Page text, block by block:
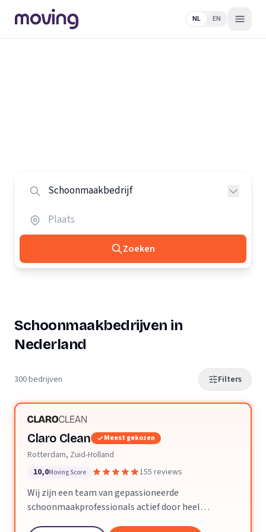
NL EN
Zoeken
Schoonmaakbedrijven in
Nederland
300 bedrijven Filters
Claro Clean Meest gekozen
Rotterdam, Zuid-Holland
10,0Moving Score 155 reviews
Wij zijn een team van gepassioneerde
schoonmaakprofessionals actief door heel